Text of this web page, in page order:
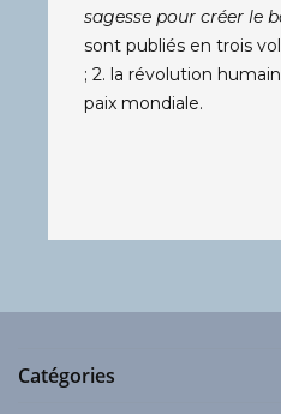
sagesse pour créer le
sont publiés en trois
; 2. la révolution
paix mondiale.
Catégories